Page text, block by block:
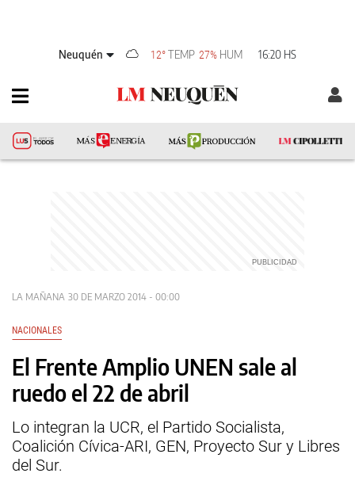
Neuquén 12°TEMP 27% HUM 16:20 HS
LA MAÑANA 30 DE MARZO 2014 - 00:00
NACIONALES
El Frente Amplio UNEN sale al
ruedo el 22 de abril
Lo integran la UCR, el Partido Socialista,
Coalición Cívica-ARI, GEN, Proyecto Sur y Libres
del Sur.